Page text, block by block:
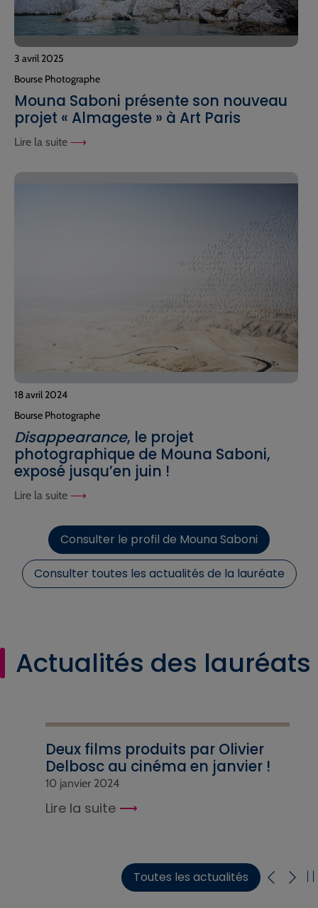
3 avril 2025
Bourse Photographe
Mouna Saboni présente son nouveau
projet « Almageste » à Art Paris
Lire la suite
18 avril 2024
Bourse Photographe
Disappearance, le projet
photographique de Mouna Saboni,
exposé jusqu’en juin !
Lire la suite
Consulter le profil de Mouna Saboni
Consulter toutes les actualités de la lauréate
Actualités des lauréats
Deux films produits par Olivier
Delbosc au cinéma en janvier !
10 janvier 2024
Lire la suite
Toutes les actualités